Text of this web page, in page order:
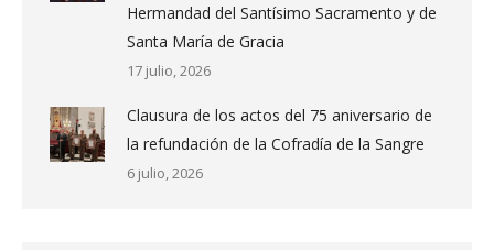
Hermandad del Santísimo Sacramento y de
Santa María de Gracia
17 julio, 2026
Clausura de los actos del 75 aniversario de
la refundación de la Cofradía de la Sangre
6 julio, 2026